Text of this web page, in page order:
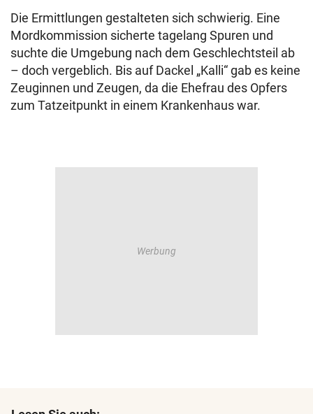
Die Ermittlungen gestalteten sich schwierig. Eine
Mordkommission sicherte tagelang Spuren und
suchte die Umgebung nach dem Geschlechtsteil ab
– doch vergeblich. Bis auf Dackel „Kalli“ gab es keine
Zeuginnen und Zeugen, da die Ehefrau des Opfers
zum Tatzeitpunkt in einem Krankenhaus war.